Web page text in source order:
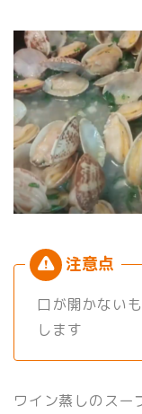
口が開かない
します
ワイン蒸しのスー